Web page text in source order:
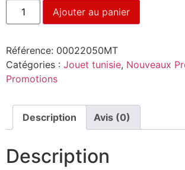
Ajouter au panier
Référence: 00022050MT
Catégories : Jouet tunisie, Nouveaux
Promotions
Description Avis (0)
Description